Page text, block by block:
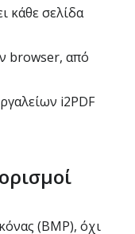
κάθε σελίδα
browser, από
i2PDF
(BMP), όχι